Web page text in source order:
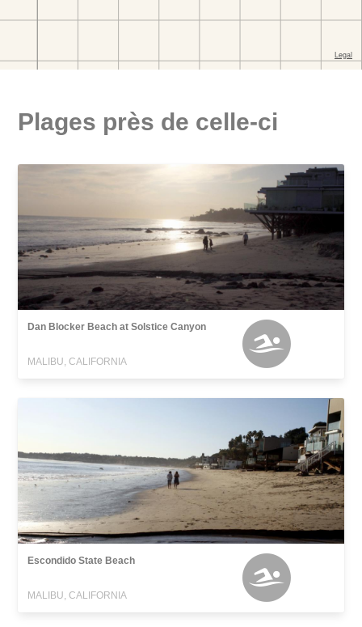
Plages près de celle-ci
Dan Blocker Beach at Solstice Canyon
MALIBU, CALIFORNIA
Escondido State Beach
MALIBU, CALIFORNIA